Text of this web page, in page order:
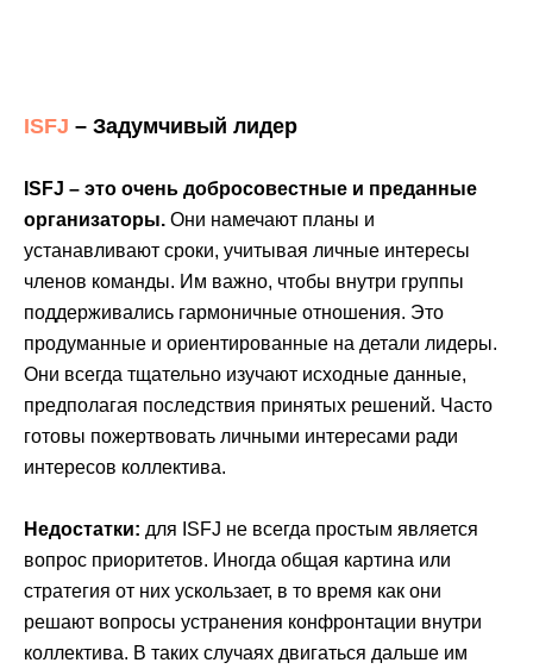
ISFJ – Задумчивый лидер
ISFJ – это очень добросовестные и преданные
организаторы. Они намечают планы и
устанавливают сроки, учитывая личные интересы
членов команды. Им важно, чтобы внутри группы
поддерживались гармоничные отношения. Это
продуманные и ориентированные на детали лидеры.
Они всегда тщательно изучают исходные данные,
предполагая последствия принятых решений. Часто
готовы пожертвовать личными интересами ради
интересов коллектива.
Недостатки: для ISFJ не всегда простым является
вопрос приоритетов. Иногда общая картина или
стратегия от них ускользает, в то время как они
решают вопросы устранения конфронтации внутри
коллектива. В таких случаях двигаться дальше им